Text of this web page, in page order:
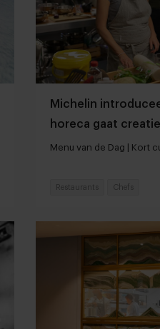
Michelin
horeca gaat
maatregelen
Menu van de Dag | Kort
Restaurants Chefs